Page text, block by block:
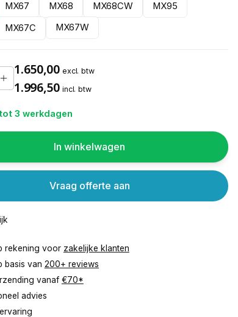
MX67 MX68 MX68CW
MX95
MX67C MX67W
1.650,00 excl. btw
1.996,50 incl. btw
3 werkdagen
In winkelwagen
Vraag offerte aan
rekening voor zakelijke klanten
basis van 200+ reviews
vanaf €70*
advies